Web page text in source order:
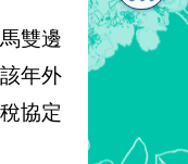
雙邊
年外
協定